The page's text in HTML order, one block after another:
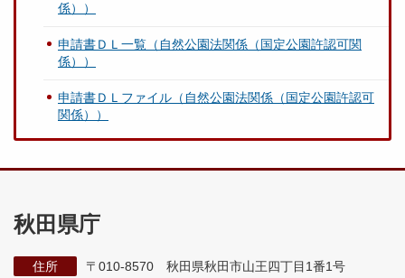
係））
申請書ＤＬ一覧（自然公園法関係（国定公園許認可関
係））
申請書ＤＬファイル（自然公園法関係（国定公園許認可
関係））
秋田県庁
住所
〒010-8570 秋田県秋田市山王四丁目1番1号